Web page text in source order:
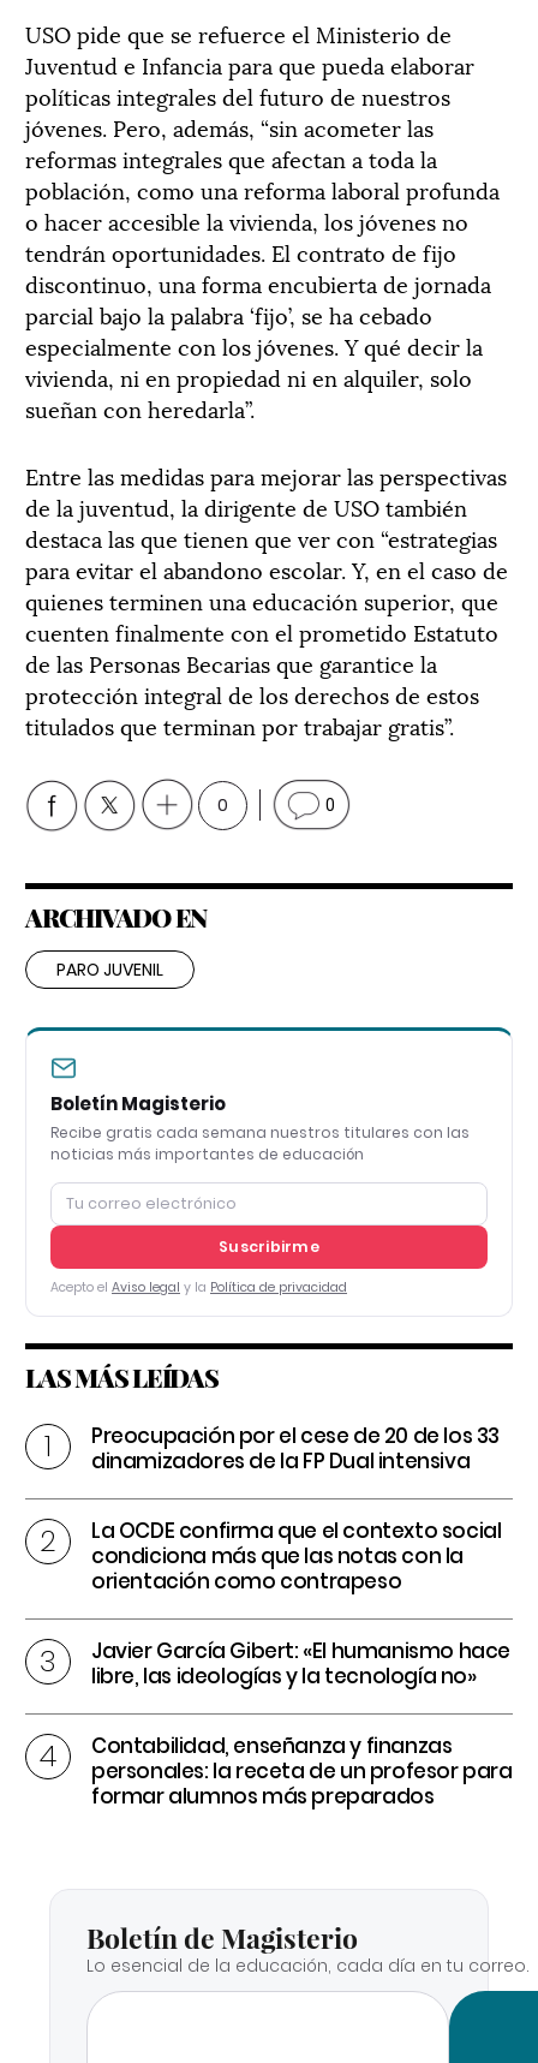
USO pide que se refuerce el Ministerio de
Juventud e Infancia para que pueda elaborar
políticas integrales del futuro de nuestros
jóvenes. Pero, además, “sin acometer las
reformas integrales que afectan a toda la
población, como una reforma laboral profunda
o hacer accesible la vivienda, los jóvenes no
tendrán oportunidades. El contrato de fijo
discontinuo, una forma encubierta de jornada
parcial bajo la palabra ‘fijo’, se ha cebado
especialmente con los jóvenes. Y qué decir la
vivienda, ni en propiedad ni en alquiler, solo
sueñan con heredarla”.
Entre las medidas para mejorar las perspectivas
de la juventud, la dirigente de USO también
destaca las que tienen que ver con “estrategias
para evitar el abandono escolar. Y, en el caso de
quienes terminen una educación superior, que
cuenten finalmente con el prometido Estatuto
de las Personas Becarias que garantice la
protección integral de los derechos de estos
titulados que terminan por trabajar gratis”.
0 0
ARCHIVADO EN
PARO JUVENIL
Boletín Magisterio
Recibe gratis cada semana nuestros titulares con las
noticias más importantes de educación
Suscribirme
Acepto el Aviso legal y la Política de privacidad
LAS MÁS LEÍDAS
Preocupación por el cese de 20 de los 33
dinamizadores de la FP Dual intensiva
La OCDE confirma que el contexto social
condiciona más que las notas con la
orientación como contrapeso
Javier García Gibert: «El humanismo hace
libre, las ideologías y la tecnología no»
Contabilidad, enseñanza y finanzas
personales: la receta de un profesor para
formar alumnos más preparados
Boletín de Magisterio
Lo esencial de la educación, cada día en tu correo.